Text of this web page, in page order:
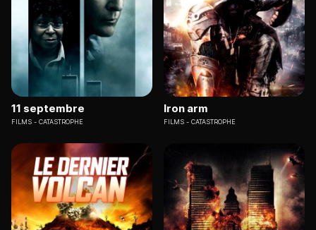
11 septembre
FILMS CATASTROPHE
Iron arm
FILMS CATASTROPHE